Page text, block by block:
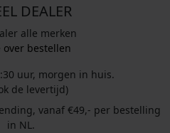
DEALER
alle merken
bestellen
uur, morgen in huis.
de levertijd)
vanaf €49,- per bestelling
in NL.